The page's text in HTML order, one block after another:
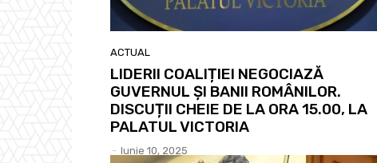
ACTUAL
LIDERII COALIȚIEI NEGOCIAZĂ
GUVERNUL ȘI BANII ROMÂNILOR.
DISCUȚII CHEIE DE LA ORA 15.00, LA
PALATUL VICTORIA
- Iunie 10, 2025